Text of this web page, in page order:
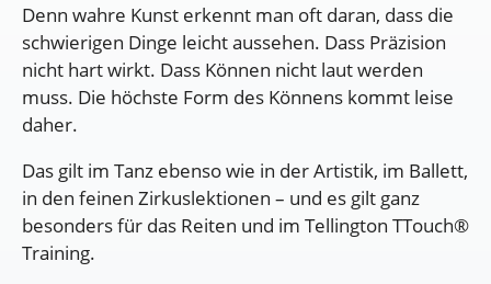
Denn wahre Kunst erkennt man oft daran, dass die
schwierigen Dinge leicht aussehen. Dass Präzision
nicht hart wirkt. Dass Können nicht laut werden
muss. Die höchste Form des Könnens kommt leise
daher.
Das gilt im Tanz ebenso wie in der Artistik, im Ballett,
in den feinen Zirkuslektionen – und es gilt ganz
besonders für das Reiten und im Tellington TTouch®
Training.